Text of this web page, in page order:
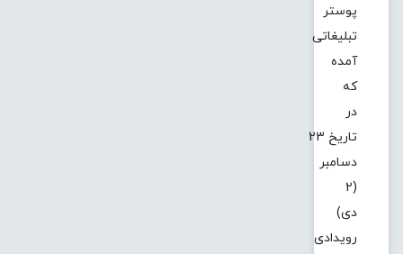
پوستر
تبلیغاتی
آمده
که
در
تاریخ 23
دسامبر
(2
دی)
رویدادی